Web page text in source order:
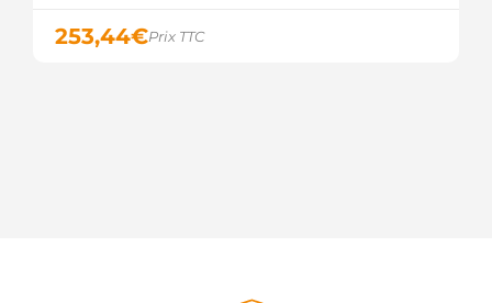
253,44€Prix TTC